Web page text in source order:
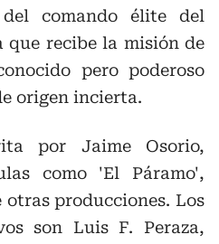
comando élite del
que recibe la misión de
pero poderoso
origen incierta.
por Jaime Osorio,
como 'El Páramo',
otras producciones. Los
son Luis F. Peraza,